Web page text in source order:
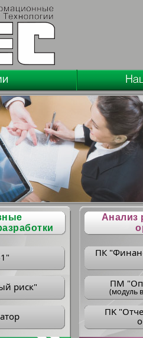
риск"
Анализ
ПК
ПM
(модуль
ПK